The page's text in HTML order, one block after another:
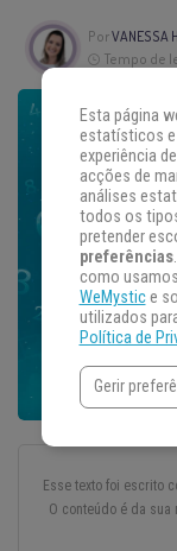
PorVANESSA
Tempo de
Esse texto foi escrito
O conteúdo é da sua
Esta página
estatísticos e
experiência
acções de
análises
todos os
pretender
preferências
como
WeMystice
utilizados
Política de
Gerir